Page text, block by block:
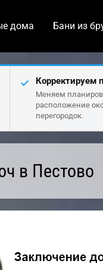
дома Бани из
Корректируем
Меняем
расположение
перегородок.
в Пестово